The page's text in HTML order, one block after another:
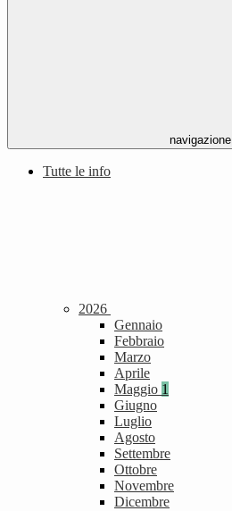
navigazione
Tutte le info
2026
Gennaio
Febbraio
Marzo
Aprile
Maggio 1
Giugno
Luglio
Agosto
Settembre
Ottobre
Novembre
Dicembre